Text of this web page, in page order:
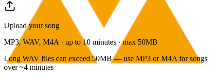
Upload your song
MP3, WAV, M4A · up to 10 minutes · max 50MB
Long WAV files can exceed 50MB — use MP3 or M4A for songs
over ~4 minutes